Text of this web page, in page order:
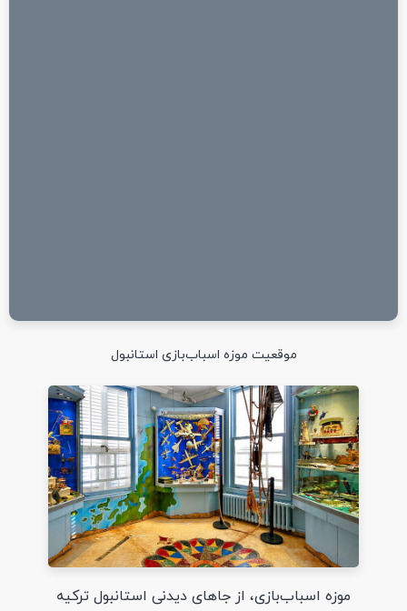
موقعیت موزه اسباب‌بازی استانبول
موزه اسباب‌بازی، از جاهای دیدنی استانبول ترکیه